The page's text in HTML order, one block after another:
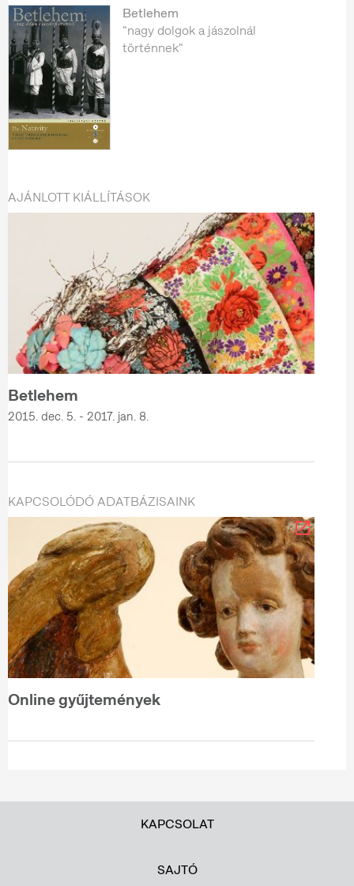
Betlehem
"nagy dolgok a jászolnál
történnek"
AJÁNLOTT KIÁLLÍTÁSOK
Betlehem
2015. dec. 5. - 2017. jan. 8.
KAPCSOLÓDÓ ADATBÁZISAINK
Online gyűjtemények
KAPCSOLAT
SAJTÓ